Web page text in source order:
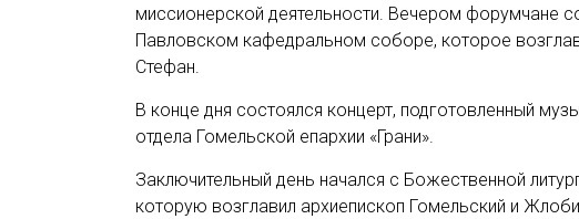
миссионерской деятельности. Вечером форумчане
Павловском кафедральном соборе, которое
Стефан.
В конце дня состоялся концерт, подготовленный
отдела Гомельской епархии «Грани».
Заключительный день начался с Божественной
которую возглавил архиепископ Гомельский и